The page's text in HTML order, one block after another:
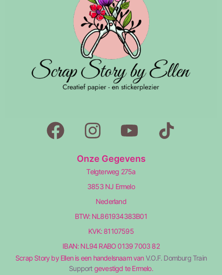
Onze Gegevens
Telgterweg 275a
3853 NJ Ermelo
Nederland
BTW: NL861934383B01
KVK: 81107595
IBAN: NL94 RABO 0139 7003 82
Scrap Story by Ellen is een handelsnaam van V.O.F. Domburg Train
Supportgevestigd te Ermelo.